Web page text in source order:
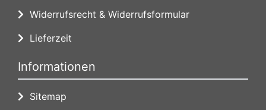
Widerrufsrecht & Widerrufsformular
Lieferzeit
Informationen
Sitemap